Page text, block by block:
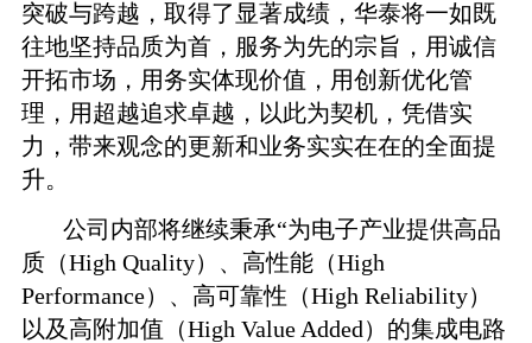
突破与跨越，取得了显著成绩，华泰将一如既
往地坚持品质为首，服务为先的宗旨，用诚信
开拓市场，用务实体现价值，用创新优化管
理，用超越追求卓越，以此为契机，凭借实
力，带来观念的更新和业务实实在在的全面提
升。
公司内部将继续秉承“为电子产业提供高品
质（High Quality）、高性能（High
Performance）、高可靠性（High Reliability）
以及高附加值（High Value Added）的集成电路